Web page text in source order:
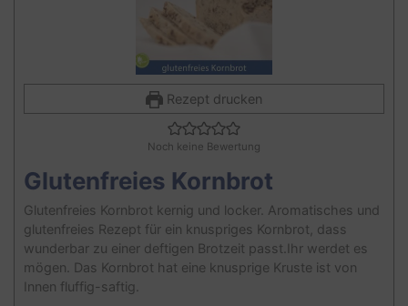
Rezept drucken
Noch keine Bewertung
Glutenfreies Kornbrot
Glutenfreies Kornbrot kernig und locker. Aromatisches und
glutenfreies Rezept für ein knuspriges Kornbrot, dass
wunderbar zu einer deftigen Brotzeit passt.Ihr werdet es
mögen. Das Kornbrot hat eine knusprige Kruste ist von
Innen fluffig-saftig.